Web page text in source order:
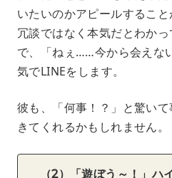
いたいのかアピールすること
冗談ではなく本気だとわか
で、「ねぇ……今から会えな
気でLINEをします。
彼も、「何事！？」と驚い
きてくれるかもしれません。
（2）「遊ぼう～！」ハ